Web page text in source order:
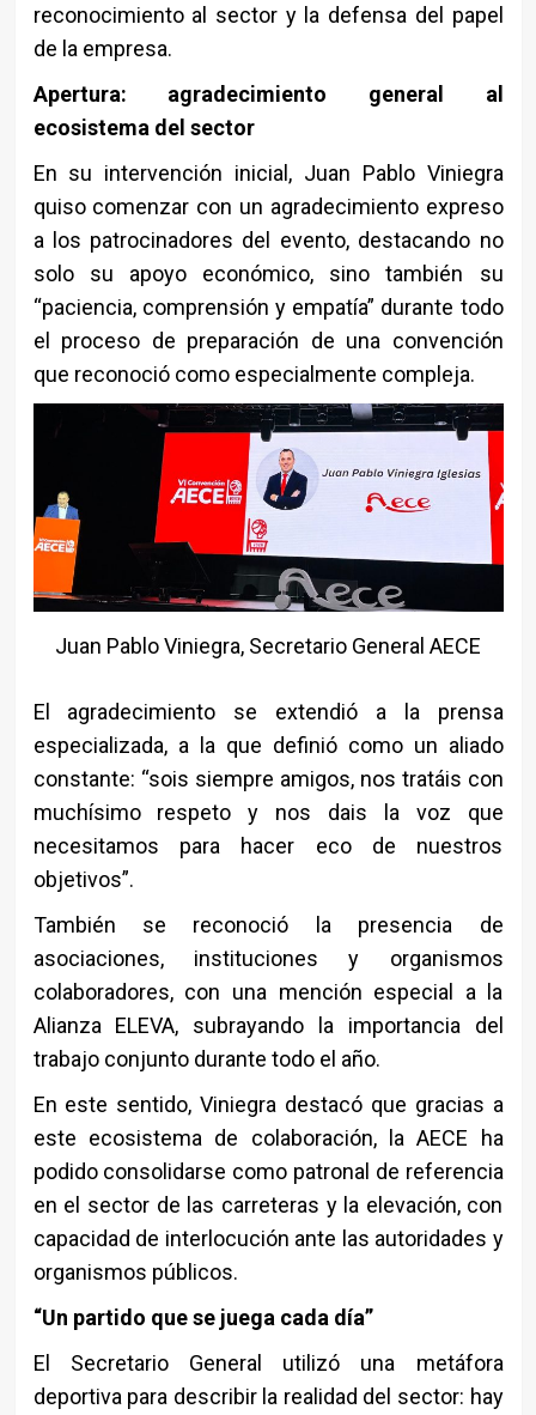
reconocimiento al sector y la defensa del papel
de la empresa.
Apertura: agradecimiento general al
ecosistema del sector
En su intervención inicial, Juan Pablo Viniegra
quiso comenzar con un agradecimiento expreso
a los patrocinadores del evento, destacando no
solo su apoyo económico, sino también su
“paciencia, comprensión y empatía” durante todo
el proceso de preparación de una convención
que reconoció como especialmente compleja.
Juan Pablo Viniegra, Secretario General AECE
El agradecimiento se extendió a la prensa
especializada, a la que definió como un aliado
constante: “sois siempre amigos, nos tratáis con
muchísimo respeto y nos dais la voz que
necesitamos para hacer eco de nuestros
objetivos”.
También se reconoció la presencia de
asociaciones, instituciones y organismos
colaboradores, con una mención especial a la
Alianza ELEVA, subrayando la importancia del
trabajo conjunto durante todo el año.
En este sentido, Viniegra destacó que gracias a
este ecosistema de colaboración, la AECE ha
podido consolidarse como patronal de referencia
en el sector de las carreteras y la elevación, con
capacidad de interlocución ante las autoridades y
organismos públicos.
“Un partido que se juega cada día”
El Secretario General utilizó una metáfora
deportiva para describir la realidad del sector: hay